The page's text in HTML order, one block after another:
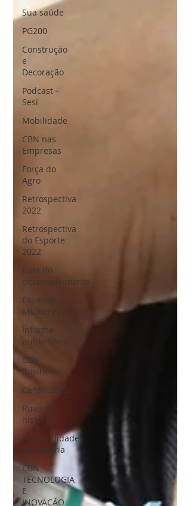
Sua saúde
PG200
Construção
e
Decoração
Podcast -
Sesi
Mobilidade
CBN nas
Empresas
Força do
Agro
Retrospectiva
2022
Retrospectiva
do Esporte
2022
Rota do
desenvolvimento
Especial
Mulheres
Informe
publicitário
CBN
Business
Censo 2022
Ruas da
história
Personalidades
da história
CBN
TECNOLOGIA
E
INOVAÇÃO